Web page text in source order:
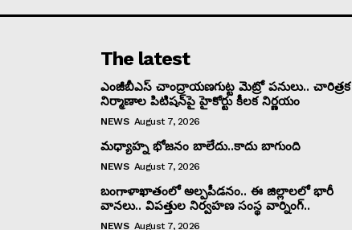
The latest
ఎంజీబీఎస్ చాంద్రాయణగుట్ట మెట్రో పనులు.. చారిత్రక
నిర్మాణాల పిటిషన్‌పై హైకోర్టు కీలక నిర్ణయం
NEWS August 7, 2026
మధ్యాహ్న భోజనం బాలేదు..కాదు బాగుంది
NEWS August 7, 2026
బంగాళాఖాతంలో అల్పపీడనం.. ఈ జిల్లాలలో భారీ
వానలు.. విపత్తుల నిర్వహణ సంస్థ వార్నింగ్..
NEWS August 7, 2026